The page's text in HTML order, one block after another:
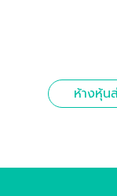
ห้างหุ้น